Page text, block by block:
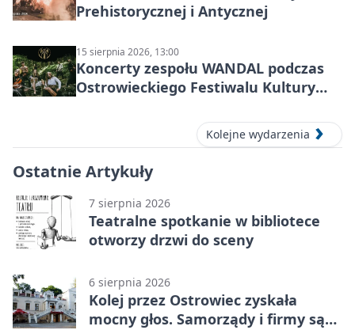
Prehistorycznej i Antycznej
15 sierpnia 2026, 13:00
Koncerty zespołu WANDAL podczas
Ostrowieckiego Festiwalu Kultury
Kolejne wydarzenia
Ostatnie Artykuły
7 sierpnia 2026
Teatralne spotkanie w bibliotece
otworzy drzwi do sceny
6 sierpnia 2026
Kolej przez Ostrowiec zyskała
mocny głos. Samorządy i firmy są